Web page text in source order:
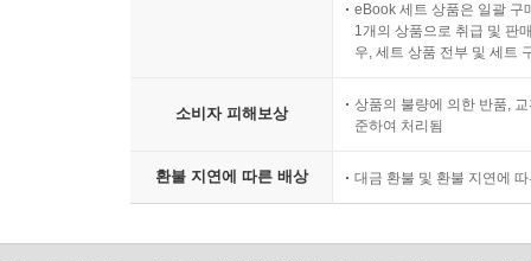
eBook 세트 상품은 일괄 구
1개의 상품으로 취급 및 판
우, 세트 상품 전부 및 세트
소비자 피해보상
상품의 불량에 의한 반품,
준하여 처리됨
환불 지연에 따른 배상 대금 환불 및 환불 지연에